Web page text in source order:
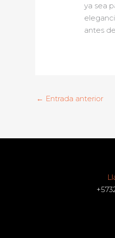
ya sea
antes
← Entrada anterior